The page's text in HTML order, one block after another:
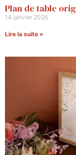
Plan de table
14 janvier 2026
Lire la suite »